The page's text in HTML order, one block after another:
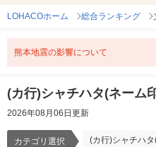
LOHACOホーム 総合ランキング
熊本地震の影響について
(カ行)シャチハタ(ネーム
2026年08月06日更新
カテゴリ選択 (カ行)シャチハ